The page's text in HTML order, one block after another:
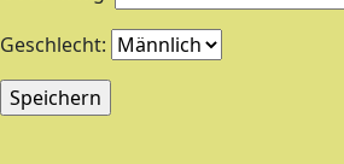
Geschlecht: